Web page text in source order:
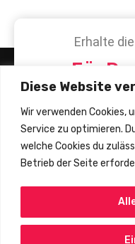
Diese Website
Wir verwenden Cookies,
Service zu optimieren.
welche Cookies du
Betrieb der Seite
Erhalte
Für
Copyright © 2002 -
Released As Free
GNU Affero